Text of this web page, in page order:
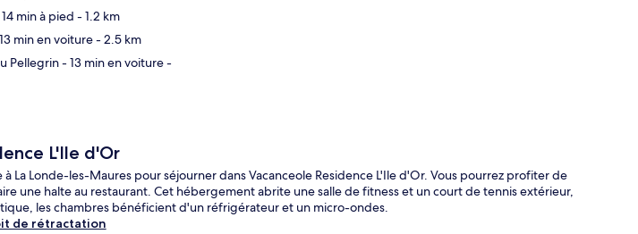
min à pied - 1.2 km
min en voiture- 2.5 km
Pellegrin- 13 min en voiture-
L'Ile d'Or
La Londe-les-Maures pour séjourner dans Vacanceole Residence L'Ile d'Or. Vous pourrez profiter de
une halte au restaurant. Cet hébergement abrite une salle de fitness et un court de tennis extérieur,
les chambres bénéficient d'un réfrigérateur et un micro-ondes.
de rétractation